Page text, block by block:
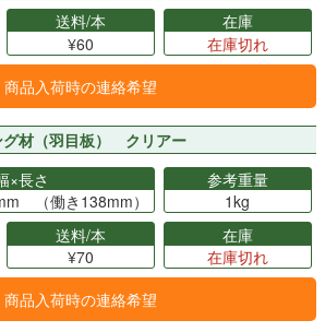
送料/本
¥60
在庫
在庫切れ
商品入荷時の連絡希望
材（羽目板） クリアー
×長さ
（働き138mm）
参考重量
1kg
送料/本
¥70
在庫
在庫切れ
商品入荷時の連絡希望